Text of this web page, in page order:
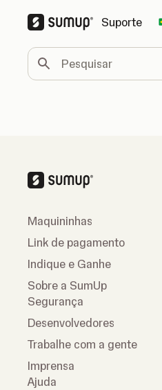
Suporte
Pesquisar
Maquininhas
Link de pagamento
Indique e Ganhe
Sobre a SumUp
Segurança
Desenvolvedores
Trabalhe com a gente
Imprensa
Ajuda